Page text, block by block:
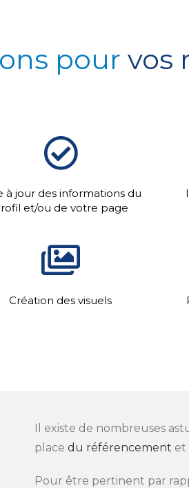
pour vos
à jour des informations du
et/ou de votre page
Création des visuels
Il existe de nombreuses
place du référencement et
Pour être pertinent par